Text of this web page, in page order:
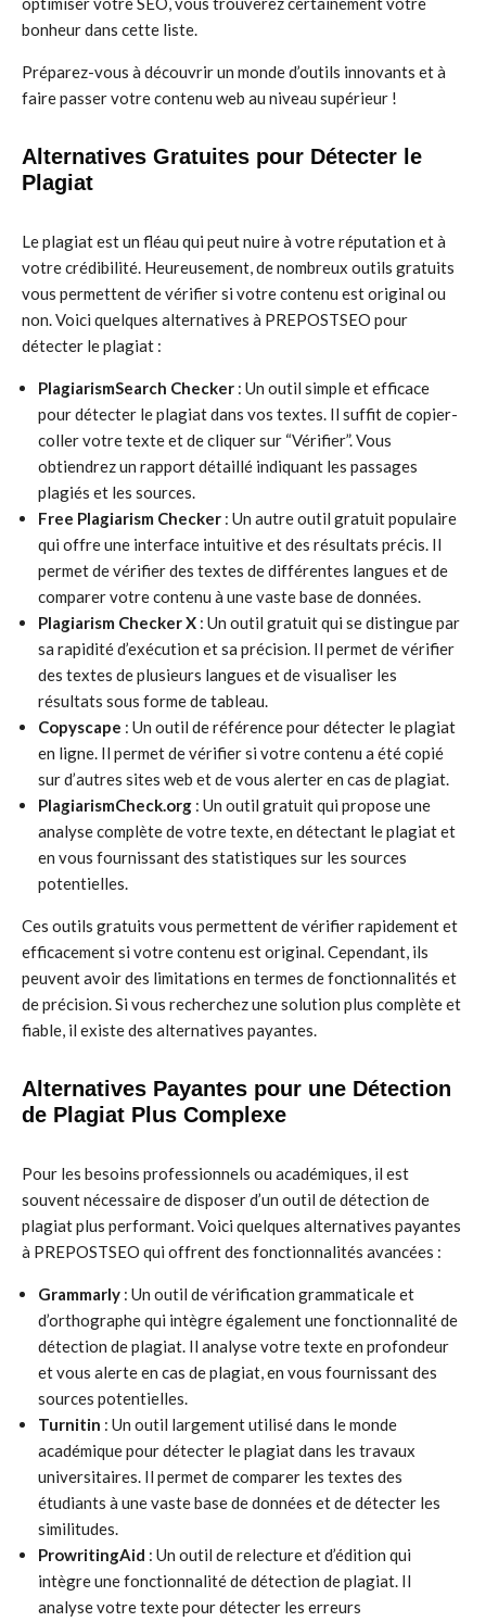
bonheur dans cette liste.
Préparez-vous à découvrir un monde d’outils innovants et à
faire passer votre contenu web au niveau supérieur !
Alternatives Gratuites pour Détecter le
Plagiat
Le plagiat est un fléau qui peut nuire à votre réputation et à
votre crédibilité. Heureusement, de nombreux outils gratuits
vous permettent de vérifier si votre contenu est original ou
non. Voici quelques alternatives à PREPOSTSEO pour
détecter le plagiat :
PlagiarismSearch Checker : Un outil simple et efficace
pour détecter le plagiat dans vos textes. Il suffit de copier-
coller votre texte et de cliquer sur “Vérifier”. Vous
obtiendrez un rapport détaillé indiquant les passages
plagiés et les sources.
Free Plagiarism Checker : Un autre outil gratuit populaire
qui offre une interface intuitive et des résultats précis. Il
permet de vérifier des textes de différentes langues et de
comparer votre contenu à une vaste base de données.
Plagiarism Checker X : Un outil gratuit qui se distingue par
sa rapidité d’exécution et sa précision. Il permet de vérifier
des textes de plusieurs langues et de visualiser les
résultats sous forme de tableau.
Copyscape : Un outil de référence pour détecter le plagiat
en ligne. Il permet de vérifier si votre contenu a été copié
sur d’autres sites web et de vous alerter en cas de plagiat.
PlagiarismCheck.org : Un outil gratuit qui propose une
analyse complète de votre texte, en détectant le plagiat et
en vous fournissant des statistiques sur les sources
potentielles.
Ces outils gratuits vous permettent de vérifier rapidement et
efficacement si votre contenu est original. Cependant, ils
peuvent avoir des limitations en termes de fonctionnalités et
de précision. Si vous recherchez une solution plus complète et
fiable, il existe des alternatives payantes.
Alternatives Payantes pour une Détection
de Plagiat Plus Complexe
Pour les besoins professionnels ou académiques, il est
souvent nécessaire de disposer d’un outil de détection de
plagiat plus performant. Voici quelques alternatives payantes
à PREPOSTSEO qui offrent des fonctionnalités avancées :
Grammarly : Un outil de vérification grammaticale et
d’orthographe qui intègre également une fonctionnalité de
détection de plagiat. Il analyse votre texte en profondeur
et vous alerte en cas de plagiat, en vous fournissant des
sources potentielles.
Turnitin : Un outil largement utilisé dans le monde
académique pour détecter le plagiat dans les travaux
universitaires. Il permet de comparer les textes des
étudiants à une vaste base de données et de détecter les
similitudes.
ProwritingAid : Un outil de relecture et d’édition qui
intègre une fonctionnalité de détection de plagiat. Il
analyse votre texte pour détecter les erreurs